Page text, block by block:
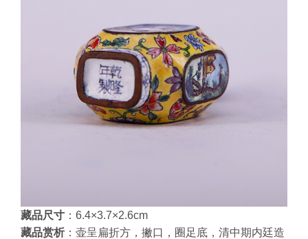
藏品尺寸 ：6.4×3.7×2.6cm
藏品赏析 ：壶呈扁折方，撇口，圈足底，清中期内廷造